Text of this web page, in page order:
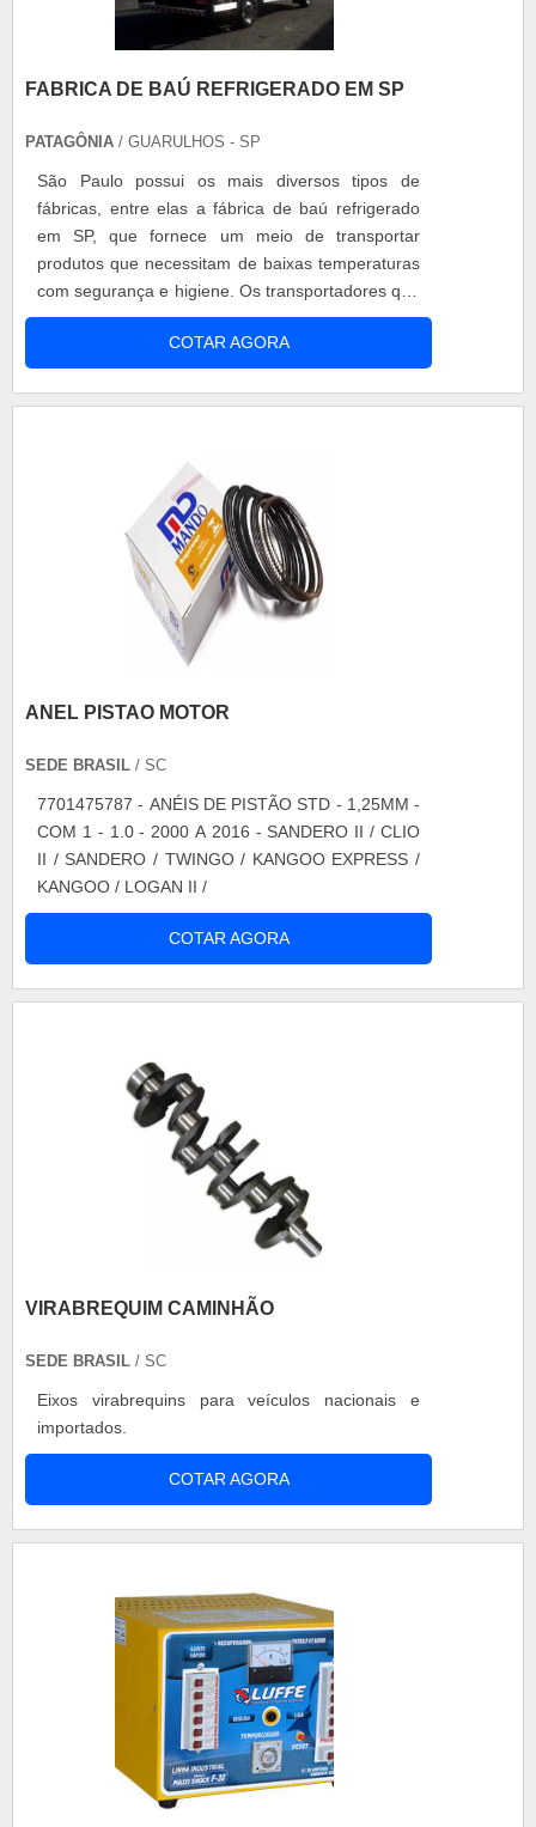
FABRICA DE BAÚ REFRIGERADO EM SP
PATAGÔNIA / GUARULHOS - SP
São Paulo possui os mais diversos tipos de
fábricas, entre elas a fábrica de baú refrigerado
em SP, que fornece um meio de transportar
produtos que necessitam de baixas temperaturas
com segurança e higiene. Os transportadores que
utilizam da refrigeração devem estar dentro das
normas sanitárias e transmitir segurança aos
clientes que tem seus produtos transportados
COTAR AGORA
ANEL PISTAO MOTOR
SEDE BRASIL / SC
7701475787 - ANÉIS DE PISTÃO STD - 1,25MM -
COM 1 - 1.0 - 2000 A 2016 - SANDERO II / CLIO
II / SANDERO / TWINGO / KANGOO EXPRESS /
KANGOO / LOGAN II /
COTAR AGORA
VIRABREQUIM CAMINHÃO
SEDE BRASIL / SC
Eixos virabrequins para veículos nacionais e
importados.
COTAR AGORA